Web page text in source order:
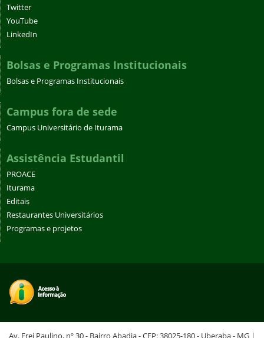
Twitter
YouTube
LinkedIn
Bolsas e Programas Institucionais
Bolsas e Programas Institucionais
Campus fora de sede
Campus Universitário de Iturama
Assistência Estudantil
PROACE
Iturama
Editais
Restaurantes Universitários
Programas e projetos
Av. Frei Paulino, nº 30 - Bairro Abadia - CEP: 38025-180 - Uberaba - MG |